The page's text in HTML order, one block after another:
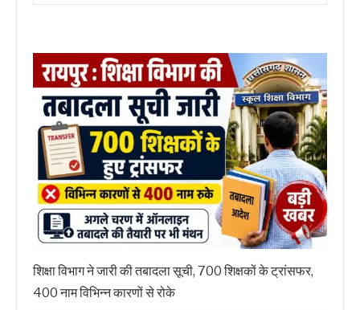
शिक्षा विभाग ने जारी की तबादला सूची, 700 शिक्षकों के ट्रांसफर,
400 नाम विभिन्न कारणों से रोके